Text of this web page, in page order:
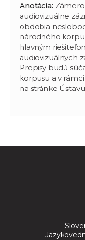
Anotácia:
audiovizuálne
obdobia
národného
hlavným
audiovizuálnych
Prepisy budú
korpusu a v
na stránke